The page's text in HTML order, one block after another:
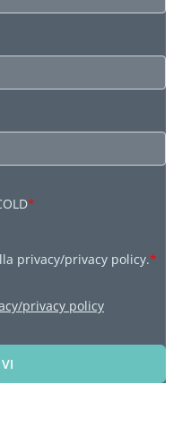
*
privacy/privacy policy.*
privacy policy